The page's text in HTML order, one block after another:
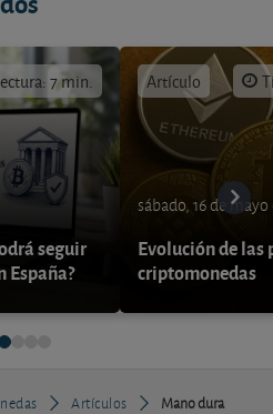
7 min.
seguir
Artículo
sábado, 16 de
Evolución de las
criptomonedas
Artículos
Mano dura